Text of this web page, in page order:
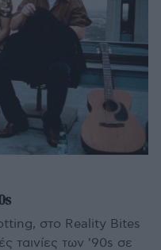
στο Reality Bites
ταινίες των '90s σε